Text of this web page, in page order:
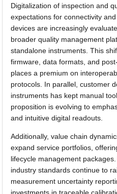
Digitalization of inspection and
expectations for connectivity
devices are increasingly
broader quality management
standalone instruments. This
firmware, data formats, and
places a premium on
protocols. In parallel, customer
instruments has kept manual
proposition is evolving to
and intuitive digital readouts.
Additionally, value chain
expand service portfolios,
lifecycle management
industry standards continue to
measurement uncertainty
investments in traceable